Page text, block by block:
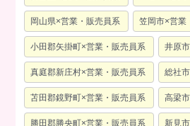
岡山県×営業・販売員系 笠岡市×営業
小田郡矢掛町×営業・販売員系 井原
真庭郡新庄村×営業・販売員系 総社
苫田郡鏡野町×営業・販売員系 高梁
勝田郡勝央町×営業・販売員系 新見